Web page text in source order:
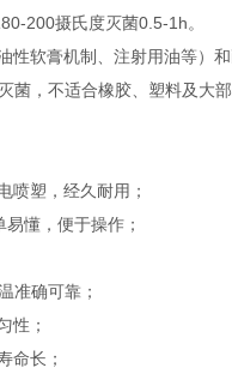
200摄氏度灭菌0.5-1h。
软膏机制、注射用油等）
，不适合橡胶、塑料及大部
喷塑，经久耐用；
懂，便于操作；
准确可靠；
性；
命长；